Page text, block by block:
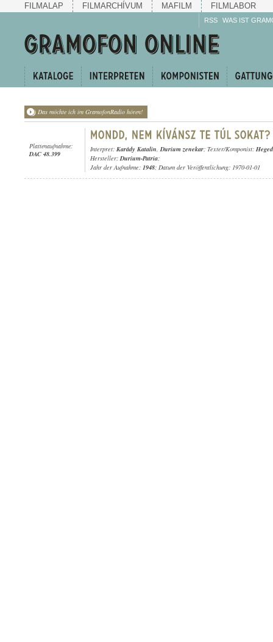
FILMALAP FILMARCHÍVUM MAFILM FILMLABOR
RSS WAS IST
Das möchte ich im GramofonRadio hören!
Plattenaufnahme:
DAC 48.399
Interpret: Karády Katalin,Durium zenekar; Texter/Komponist:
Hersteller:Durium-Patria;
Jahr der Aufnahme: 1948; Datum der Veröffentlichung: 1970-01-01